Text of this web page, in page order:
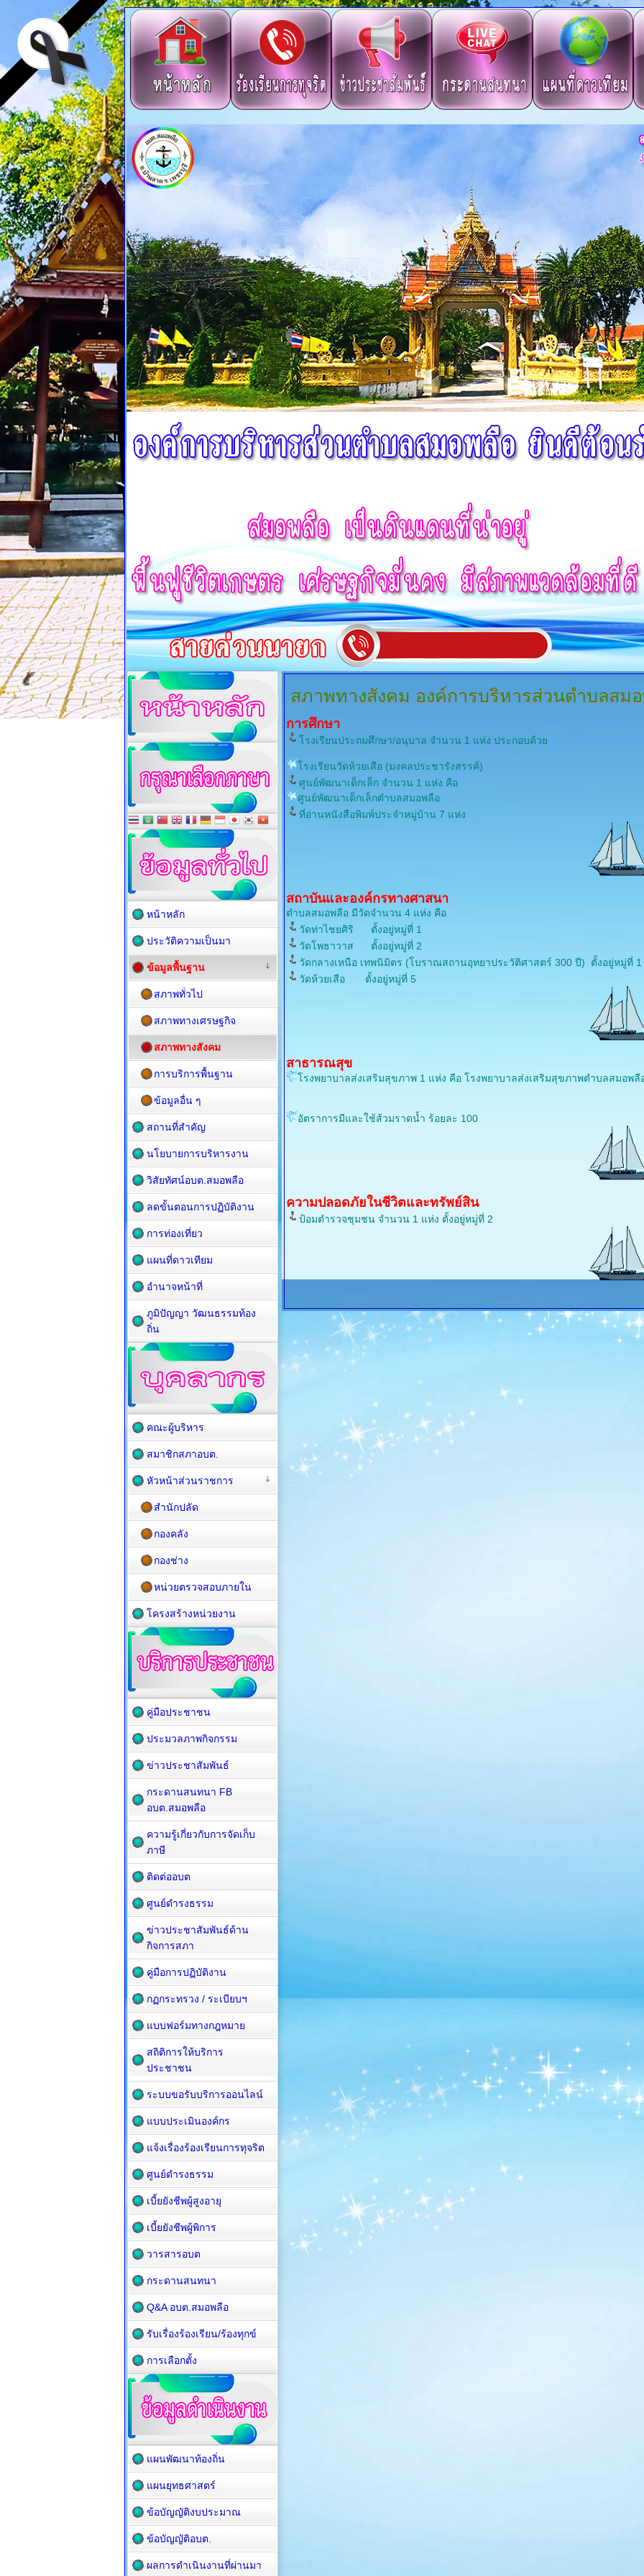
สภาพทางสังคม องค์การบริหารส่วนตำบลสม
การศึกษา
โรงเรียนประถมศึกษา/อนุบาล จำนวน 1 แห่ง ประกอบด้วย
โรงเรียนวัดห้วยเสือ (มงคลประชารังสรรค์)
ศูนย์พัฒนาเด็กเล็ก จำนวน 1 แห่ง คือ
ศูนย์พัฒนาเด็กเล็กตำบลสมอพลือ
ที่อ่านหนังสือพิมพ์ประจำหมู่บ้าน 7 แห่ง
สถาบันและองค์กรทางศาสนา
ตำบลสมอพลือ มีวัดจำนวน 4 แห่ง คือ
วัดท่าไชยศิริ ตั้งอยู่หมู่ที่ 1
วัดโพธาวาส ตั้งอยู่หมู่ที่ 2
วัดกลางเหนือ เทพนิมิตร (โบราณสถานอุทยาประวัติศาสตร์ 300 ปี) ตั้งอยู่หมู่ที่ 1
วัดห้วยเสือ ตั้งอยู่หมู่ที่ 5
สาธารณสุข
โรงพยาบาลส่งเสริมสุขภาพ 1 แห่ง คือ โรงพยาบาลส่งเสริมสุขภาพตำบลสมอพลื
อัตราการมีและใช้ส้วมราดน้ำ ร้อยละ 100
ความปลอดภัยในชีวิตและทรัพย์สิน
ป้อมตำรวจชุมชน จำนวน 1 แห่ง ตั้งอยู่หมู่ที่ 2
หน้าหลัก
ประวัติความเป็นมา
ข้อมูลพื้นฐาน
สภาพทั่วไป
สภาพทางเศรษฐกิจ
สภาพทางสังคม
การบริการพื้นฐาน
ข้อมูลอื่น ๆ
สถานที่สำคัญ
นโยบายการบริหารงาน
วิสัยทัศน์อบต.สมอพลือ
ลดขั้นตอนการปฏิบัติงาน
การท่องเที่ยว
แผนที่ดาวเทียม
อำนาจหน้าที่
ภูมิปัญญา วัฒนธรรมท้อง
ถิ่น
คณะผู้บริหาร
สมาชิกสภาอบต.
หัวหน้าส่วนราชการ
สำนักปลัด
กองคลัง
กองช่าง
หน่วยตรวจสอบภายใน
โครงสร้างหน่วยงาน
คู่มือประชาชน
ประมวลภาพกิจกรรม
ข่าวประชาสัมพันธ์
กระดานสนทนา FB
อบต.สมอพลือ
ความรู้เกี่ยวกับการจัดเก็บ
ภาษี
ติดต่ออบต
ศูนย์ดำรงธรรม
ข่าวประชาสัมพันธ์ด้าน
กิจการสภา
คู่มือการปฏิบัติงาน
กฏกระทรวง / ระเบียบฯ
แบบฟอร์มทางกฎหมาย
สถิติการให้บริการ
ประชาชน
ระบบขอรับบริการออนไลน์
แบบประเมินองค์กร
แจ้งเรื่องร้องเรียนการทุจริต
ศูนย์ดำรงธรรม
เบี้ยยังชีพผู้สูงอายุ
เบี้ยยังชีพผู้พิการ
วารสารอบต
กระดานสนทนา
Q&A อบต.สมอพลือ
รับเรื่องร้องเรียน/ร้องทุกข์
การเลือกตั้ง
แผนพัฒนาท้องถิ่น
แผนยุทธศาสตร์
ข้อบัญญัติงบประมาณ
ข้อบัญญัติอบต.
ผลการดำเนินงานที่ผ่านมา